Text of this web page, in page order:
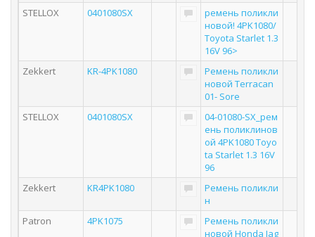
STELLOX
0401080SX
ремень поликли
новой! 4PK1080/
Toyota Starlet 1.3
16V 96>
Zekkert
KR-4PK1080
Ремень поликли
новой Terracan
01- Sore
STELLOX
0401080SX
04-01080-SX_рем
ень поликлинов
ой 4PK1080 Toyo
ta Starlet 1.3 16V
96
Zekkert
KR4PK1080
Ремень поликли
н
Patron
4PK1075
Ремень поликли
новой Honda Jag